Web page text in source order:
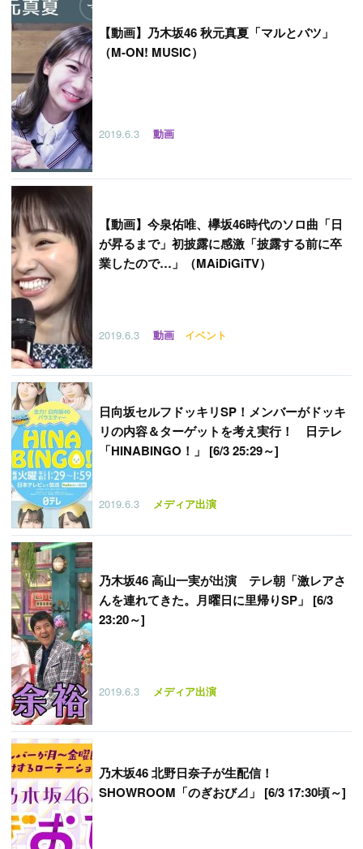
【動画】乃木坂46 秋元真夏「マルとバツ」
（M-ON! MUSIC）
2019.6.3 動画
【動画】今泉佑唯、欅坂46時代のソロ曲「日
が昇るまで」初披露に感激「披露する前に卒
業したので…」（MAiDiGiTV）
2019.6.3 動画 イベント
日向坂セルフドッキリSP！メンバーがドッキ
リの内容＆ターゲットを考え実行！ 日テレ
「HINABINGO！」 [6/3 25:29～]
2019.6.3 メディア出演
乃木坂46 高山一実が出演 テレ朝「激レアさ
んを連れてきた。月曜日に里帰りSP」 [6/3
23:20～]
2019.6.3 メディア出演
乃木坂46 北野日奈子が生配信！
SHOWROOM「のぎおび⊿」 [6/3 17:30頃～]